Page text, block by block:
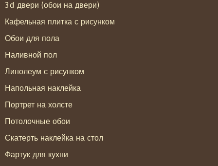
3d двери (обои на двери)
Кафельная плитка с рисунком
Обои для пола
Наливной пол
Линолеум с рисунком
Напольная наклейка
Портрет на холсте
Потолочные обои
Скатерть наклейка на стол
Фартук для кухни